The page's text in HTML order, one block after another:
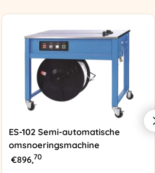
ES-102 Semi-automatische
omsnoeringsmachine
€896,70